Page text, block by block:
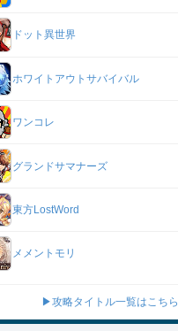
ドット異世界
ホワイトアウトサバイバル
ワンコレ
グランドサマナーズ
東方LostWord
メメントモリ
▶攻略タイトル一覧はこちら